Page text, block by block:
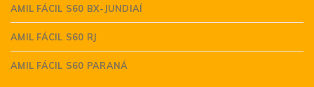
AMIL FÁCIL S60 BX-JUNDIAÍ
AMIL FÁCIL S60 RJ
AMIL FÁCIL S60 PARANÁ